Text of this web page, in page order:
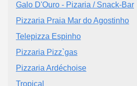
Galo D'Ouro - Pizaria / Snack-Bar
Pizzaria Praia Mar do Agostinho
Telepizza Espinho
Pizzaria Pizz`gas
Pizzaria Ardéchoise
Tropical